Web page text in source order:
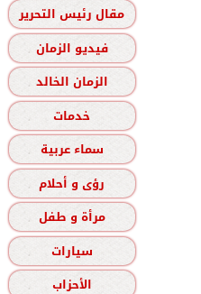
مقال رئيس التحرير
فيديو الزمان
الزمان الخالد
خدمات
سماء عربية
رؤى و أحلام
مرأة و طفل
سيارات
الأحزاب